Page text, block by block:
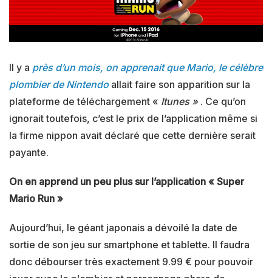
Il y a près d’un mois, on apprenait que Mario, le célèbre
plombier de Nintendo allait faire son apparition sur la
plateforme de téléchargement « Itunes » . Ce qu’on
ignorait toutefois, c’est le prix de l’application même si
la firme nippon avait déclaré que cette dernière serait
payante.
On en apprend un peu plus sur l’application « Super
Mario Run »
Aujourd’hui, le géant japonais a dévoilé la date de
sortie de son jeu sur smartphone et tablette. Il faudra
donc débourser très exactement 9.99 € pour pouvoir